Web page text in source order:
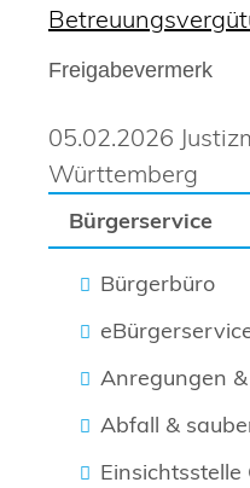
Bürgerservice
Bürgerbüro
Anregungen
Abfall &
Einsichtsstelle
Freigabevermerk
05.02.2026
Württemberg